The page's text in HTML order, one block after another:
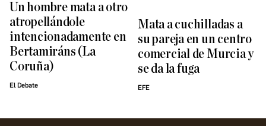
Un hombre mata a otro
atropellándole
intencionadamente en
Bertamiráns (La
Coruña)
El Debate
Mata a cuchilladas a
su pareja en un centro
comercial de Murcia y
se da la fuga
EFE